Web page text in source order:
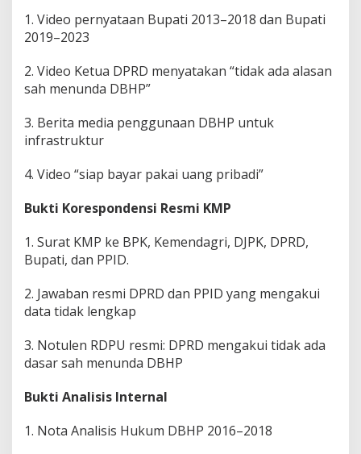
1. Video pernyataan Bupati 2013–2018 dan Bupati
2019–2023
2. Video Ketua DPRD menyatakan “tidak ada alasan
sah menunda DBHP”
3. Berita media penggunaan DBHP untuk
infrastruktur
4. Video “siap bayar pakai uang pribadi”
Bukti Korespondensi Resmi KMP
1. Surat KMP ke BPK, Kemendagri, DJPK, DPRD,
Bupati, dan PPID.
2. Jawaban resmi DPRD dan PPID yang mengakui
data tidak lengkap
3. Notulen RDPU resmi: DPRD mengakui tidak ada
dasar sah menunda DBHP
Bukti Analisis Internal
1. Nota Analisis Hukum DBHP 2016–2018